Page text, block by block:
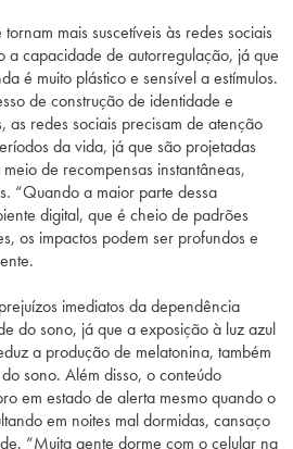
mais suscetíveis às redes sociais
a capacidade de autorregulação, já que
é muito plástico e sensível a estímulos.
de construção de identidade e
as redes sociais precisam de atenção
da vida, já que são projetadas
de recompensas instantâneas,
“Quando a maior parte dessa
digital, que é cheio de padrões
os impactos podem ser profundos e
imediatos da dependência
do sono, já que a exposição à luz azul
a produção de melatonina, também
sono. Além disso, o conteúdo
em estado de alerta mesmo quando o
em noites mal dormidas, cansaço
“Muita gente dorme com o celular na